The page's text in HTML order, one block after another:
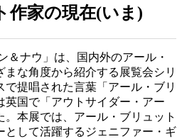
作家の現在(いま)
＆ナウ」は、国内外のアール・
な角度から紹介する展覧会シリ
で提唱された言葉「アール・ブリ
英国で「アウトサイダー・アー
。本展では、アール・ブリュット
として活躍するジェニファー・ギ